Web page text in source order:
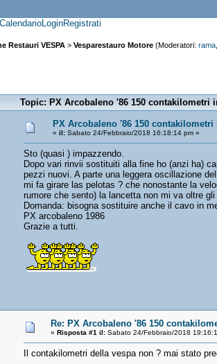
CalendarioLoginRegistrati
Restauri VESPA > Vesparestauro Motore (Moderatori: rama
Topic: PX Arcobaleno '86 150 contakilometri
PX Arcobaleno '86 150
« il: Sabato 24/Febbraio/2018 16:18:14 pm »
Sto (quasi ) impazzendo.
Dopo vari rinvii sostituiti alla fine ho (anzi ha)
pezzi nuovi. A parte una leggera oscillazione
mi fa girare las pelotas ? che nonostante la
rumore che sento) la lancetta non mi va oltre
Domanda: bisogna sostituire anche il cavo in
PX arcobaleno 1986
Grazie a tutti.
Re: PX Arcobaleno '86 150
« Risposta #1 il: Sabato 24/Febbraio/2018
Il contakilometri della vespa non ? mai stato